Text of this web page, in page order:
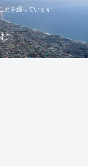
とを綴っています